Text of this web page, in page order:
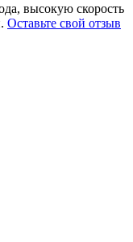
высокую скорость
Оставьте свой отзыв